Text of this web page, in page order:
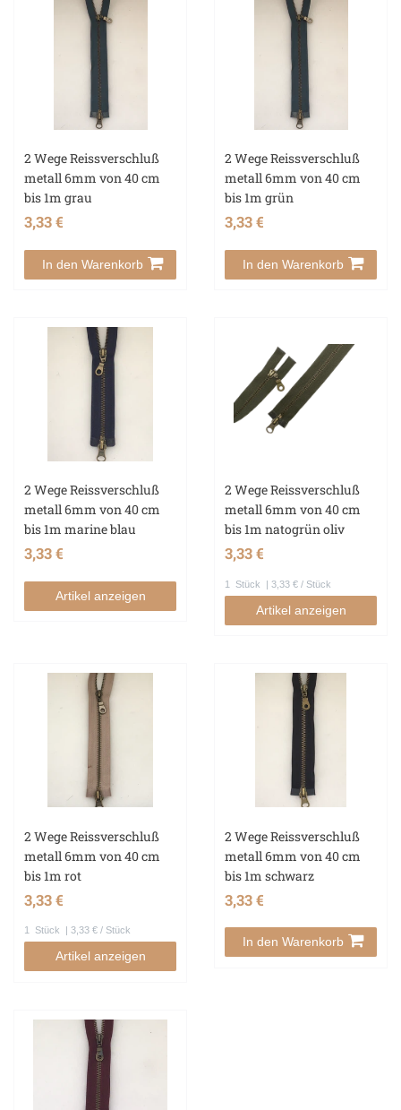
2 Wege Reissverschluß
metall 6mm von 40 cm
bis 1m grau
3,33 €
In den Warenkorb
2 Wege Reissverschluß
metall 6mm von 40 cm
bis 1m grün
3,33 €
In den Warenkorb
2 Wege Reissverschluß
metall 6mm von 40 cm
bis 1m marine blau
3,33 €
Artikel anzeigen
2 Wege Reissverschluß
metall 6mm von 40 cm
bis 1m natogrün oliv
3,33 €
1 Stück | 3,33 € / Stück
Artikel anzeigen
2 Wege Reissverschluß
metall 6mm von 40 cm
bis 1m rot
3,33 €
1 Stück | 3,33 € / Stück
Artikel anzeigen
2 Wege Reissverschluß
metall 6mm von 40 cm
bis 1m schwarz
3,33 €
In den Warenkorb